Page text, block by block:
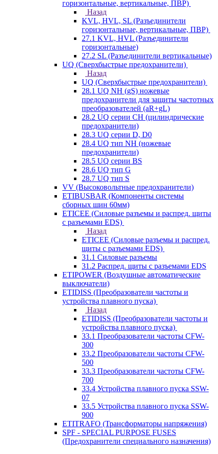
горизонтальные, вертикальные, ПВР)
Назад
KVL, HVL, SL (Разъединители
горизонтальные, вертикальные, ПВР)
27.1 KVL, HVL (Разъединители
горизонтальные)
27.2 SL (Разъединители вертикальные)
UQ (Сверхбыстрые предохранители)
Назад
UQ (Сверхбыстрые предохранители)
28.1 UQ NH (gS) ножевые
предохранители для защиты частотных
преобразователей (aR+gL)
28.2 UQ серии CH (цилиндрические
предохранители)
28.3 UQ серии D, D0
28.4 UQ тип NH (ножевые
предохранители)
28.5 UQ серии BS
28.6 UQ тип G
28.7 UQ тип S
VV (Высоковольтные предохранители)
ETIBUSBAR (Компоненты системы
сборных шин 60мм)
ETICEE (Силовые разъемы и распред. щиты
с разъемами EDS)
Назад
ETICEE (Силовые разъемы и распред.
щиты с разъемами EDS)
31.1 Силовые разъемы
31.2 Распред. щиты с разъемами EDS
ETIPOWER (Воздушные автоматические
выключатели)
ETIDISS (Преобразователи частоты и
устройства плавного пуска)
Назад
ETIDISS (Преобразователи частоты и
устройства плавного пуска)
33.1 Преобразователи частоты CFW-
300
33.2 Преобразователи частоты CFW-
500
33.3 Преобразователи частоты CFW-
700
33.4 Устройства плавного пуска SSW-
07
33.5 Устройства плавного пуска SSW-
900
ETITRAFO (Трансформаторы напряжения)
SPF - SPECIAL PURPOSE FUSES
(Предохранители специального назначения)